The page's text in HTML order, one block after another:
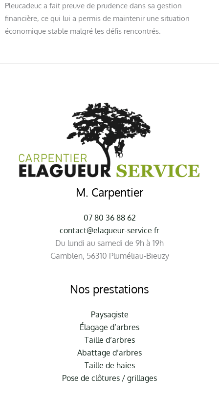
Pleucadeuc a fait preuve de prudence dans sa gestion
financière, ce qui lui a permis de maintenir une situation
économique stable malgré les défis rencontrés.
M. Carpentier
07 80 36 88 62
contact@elagueur-service.fr
Du lundi au samedi de 9h à 19h
Gamblen, 56310 Pluméliau-Bieuzy
Nos prestations
Paysagiste
Élagage d’arbres
Taille d’arbres
Abattage d’arbres
Taille de haies
Pose de clôtures / grillages